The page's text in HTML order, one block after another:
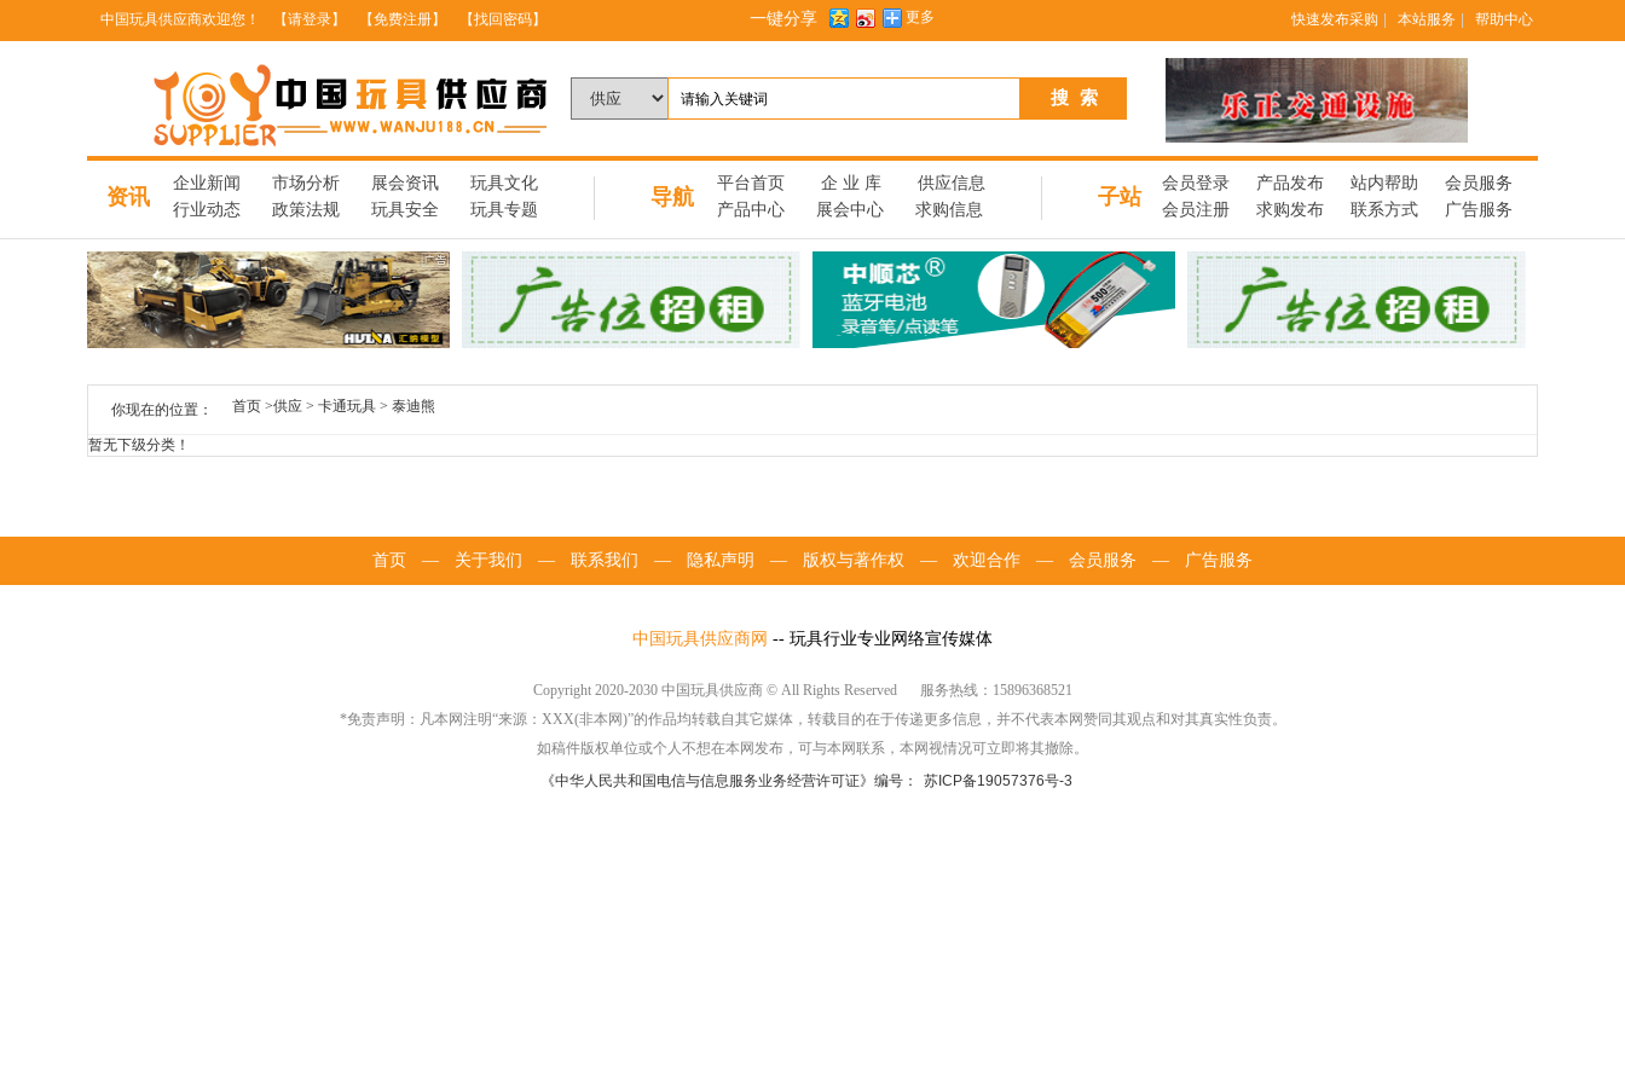
中国玩具供应商欢迎您！ 【请登录】 【免费注册】 【找回密码】 快速发布采购 本站服务 帮助中心
一键分享 更多
资讯
企业新闻 市场分析 展会资讯
玩具文化
行业动态
政策法规 玩具安全 玩具专题
导航
平台首页 企 业 库
供应信息
产品中心
展会中心 求购信息
子站
会员登录 产品发布 站内帮助
会员服务
会员注册
求购发布 联系方式 广告服务
你现在的位置： 首页 >供应 > 卡通玩具 > 泰迪熊
暂无下级分类！
首页 — 关于我们 — 联系我们 — 隐私声明 — 版权与著作权 — 欢迎合作 — 会员服务 — 广告服务
中国玩具供应商网 -- 玩具行业专业网络宣传媒体
Copyright 2020-2030 中国玩具供应商 © All Rights Reserved
服务热线：15896368521
*免责声明：凡本网注明“来源：XXX(非本网)”的作品均转载自其它媒体，转载目的在于传递更多信息，并不代表本网赞同其观点和对其真实性负责。
如稿件版权单位或个人不想在本网发布，可与本网联系，本网视情况可立即将其撤除。
《中华人民共和国电信与信息服务业务经营许可证》编号：
苏ICP备19057376号-3